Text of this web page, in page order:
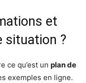
et
situation ?
ce qu’est un plan de
exemples en ligne.